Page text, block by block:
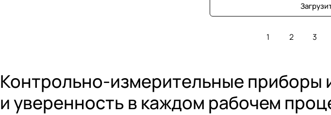
1 2 3
Контрольно-измерительные приборы
и уверенность в каждом рабочем